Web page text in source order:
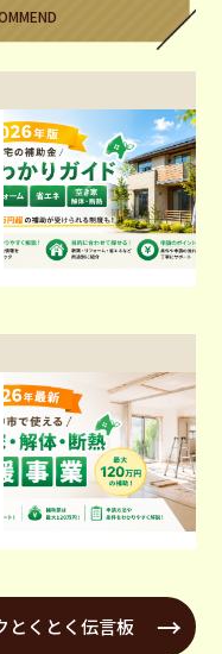
とくとく伝言板